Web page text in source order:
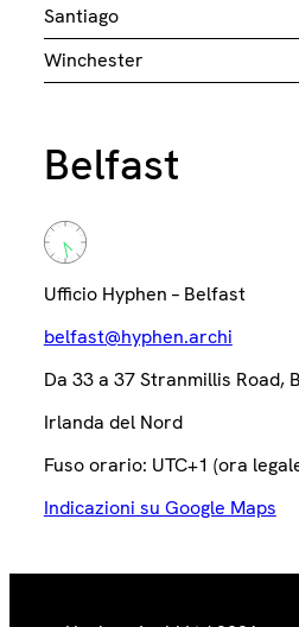
Belfast
Ufficio Hyphen – Belfast
belfast@hyphen.archi
Da 33 a 37 Stranmillis Road,
Irlanda del Nord
Fuso orario: UTC+1 (ora
Indicazioni su Google Maps
Santiago
Winchester